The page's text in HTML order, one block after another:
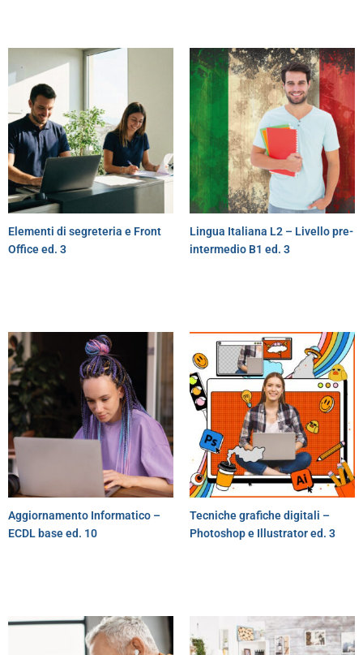
Elementi di segreteria e Front
Office ed. 3
Lingua Italiana L2 – Livello pre-
intermedio B1 ed. 3
Aggiornamento Informatico –
ECDL base ed. 10
Tecniche grafiche digitali –
Photoshop e Illustrator ed. 3